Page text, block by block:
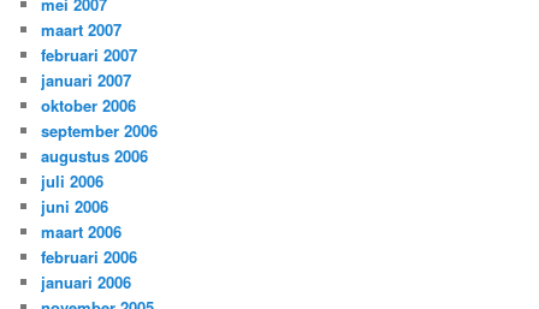
mei 2007
maart 2007
februari 2007
januari 2007
oktober 2006
september 2006
augustus 2006
juli 2006
juni 2006
maart 2006
februari 2006
januari 2006